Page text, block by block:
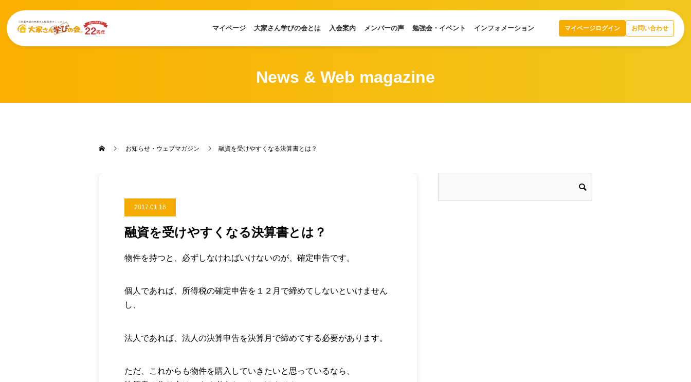
マイページ 大家さん学びの会とは 入会案内 メンバーの声 勉強会・イベント インフォメーション マイページログイン お問い合わせ
News & Web magazine
お知らせ・ウェブマガジン 融資を受けやすくなる決算書とは？
2017.01.16
融資を受けやすくなる決算書とは？
物件を持つと、必ずしなければいけないのが、確定申告です。
個人であれば、所得税の確定申告を１２月で締めてしないといけません
し、
法人であれば、法人の決算申告を決算月で締めてする必要があります。
ただ、これからも物件を購入していきたいと思っているなら、